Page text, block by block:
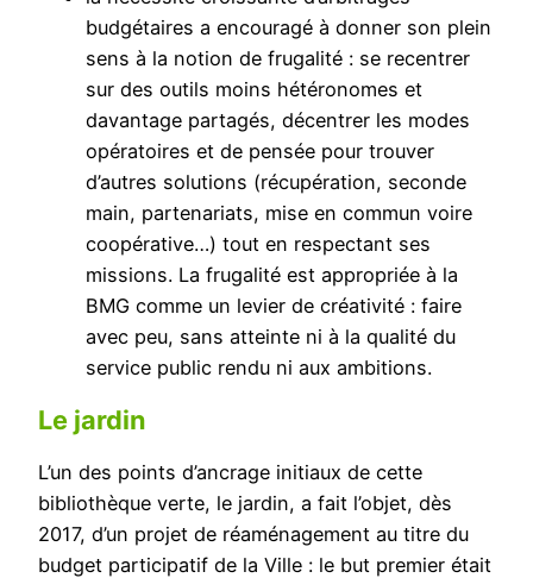
budgétaires a encouragé à donner son plein
sens à la notion de frugalité : se recentrer
sur des outils moins hétéronomes et
davantage partagés, décentrer les modes
opératoires et de pensée pour trouver
d’autres solutions (récupération, seconde
main, partenariats, mise en commun voire
coopérative…) tout en respectant ses
missions. La frugalité est appropriée à la
BMG comme un levier de créativité : faire
avec peu, sans atteinte ni à la qualité du
service public rendu ni aux ambitions.
Le jardin
L’un des points d’ancrage initiaux de cette
bibliothèque verte, le jardin, a fait l’objet, dès
2017, d’un projet de réaménagement au titre du
budget participatif de la Ville : le but premier était